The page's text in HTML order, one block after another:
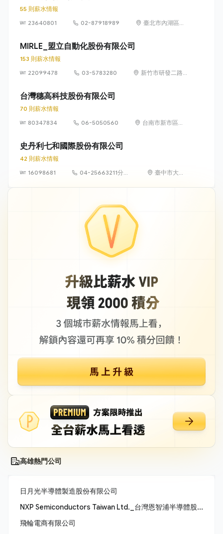
55 則薪水情報
23640801
02-87918989
臺北市內湖區行
MIRLE_盟立自動化股份有限公司
153 則薪水情報
22099478
03-5783280
新竹市研發二路
台灣穗高科技股份有限公司
70 則薪水情報
80347834
06-5050560
台南市新市區環
史丹利七和國際股份有限公司
42 則薪水情報
16098681
04-25663211分機
臺中市大雅
高雄熱門公司
日月光半導體製造股份有限公司
NXP Semiconductors Taiwan Ltd._台灣恩智浦半導體股份有限公司
飛輪電商有限公司